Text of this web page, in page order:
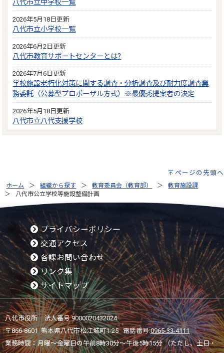
八代市立中学校一覧
2026年5月18日更新
八代市立小学校一覧
2026年6月2日更新
八代市教育サポートセンターとは?
2026年7月6日更新
学校施設老朽化対策に関する調査・分析調査及び耐力度調査業
務委託（公募型プロポーザル方式）※最優秀提案者の決定
2026年5月18日更新
八代市立八代支援学校
ページの先頭へ
ホーム 組織から探す 教育委員会（教育部）
教育施設課
八代市公立学校等施設整備計画
プライバシーポリシー
交通アクセス
各課お問い合わせ
リンク集
サイトマップ
八代市役所 法人番号 9000020432024
〒866-8601 熊本県八代市松江城町1-25 電話番号:0965-33-4111
業務時間：月曜～金曜日の午前8時30分～午後5時15分 （ただし、土日・